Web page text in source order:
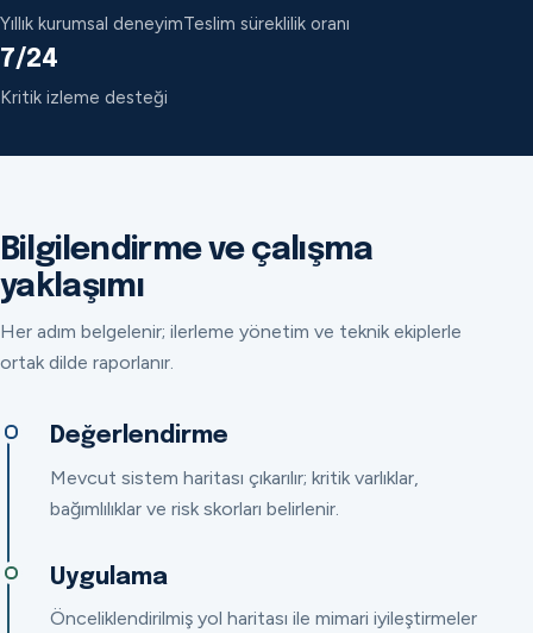
Yıllık kurumsal deneyimTeslim süreklilik oranı
7/24
Kritik izleme desteği
Bilgilendirme ve çalışma
yaklaşımı
Her adım belgelenir; ilerleme yönetim ve teknik ekiplerle
ortak dilde raporlanır.
Değerlendirme
Mevcut sistem haritası çıkarılır; kritik varlıklar,
bağımlılıklar ve risk skorları belirlenir.
Uygulama
Önceliklendirilmiş yol haritası ile mimari iyileştirmeler